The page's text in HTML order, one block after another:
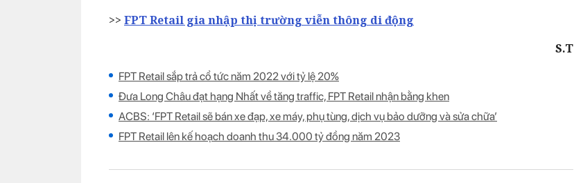
>> FPT Retail gia nhập thị trường viễn thông di động
S.T
FPT Retail sắp trả cổ tức năm 2022 với tỷ lệ 20%
Đưa Long Châu đạt hạng Nhất về tăng traffic, FPT Retail nhận bằng khen
ACBS: ‘FPT Retail sẽ bán xe đạp, xe máy, phụ tùng, dịch vụ bảo dưỡng và sửa chữa’
FPT Retail lên kế hoạch doanh thu 34.000 tỷ đồng năm 2023